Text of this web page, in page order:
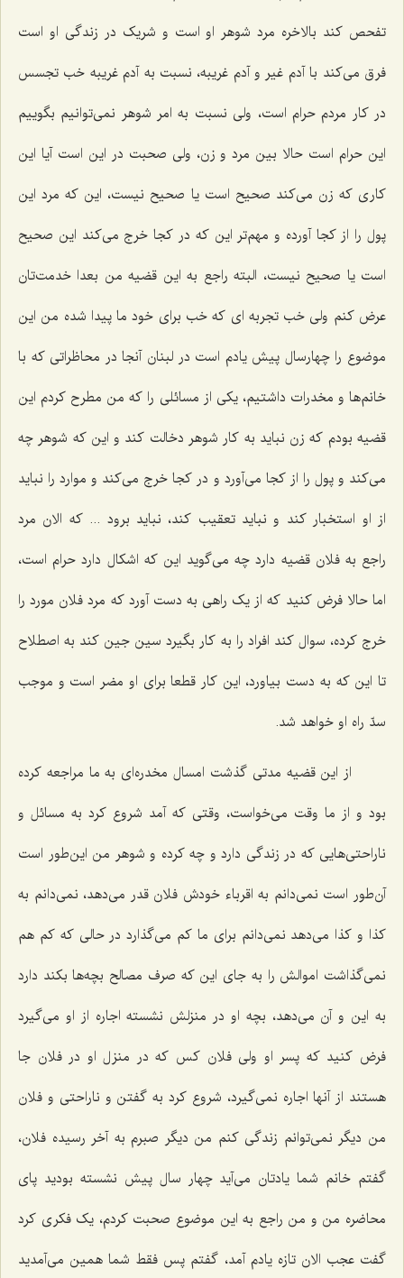
تفحص کند بالاخره مرد شوهر او است و شریک در زندگی او است
فرق می‌کند با آدم غیر و آدم غریبه، نسبت به آدم غریبه خب تجسس
در کار مردم حرام است، ولی نسبت به امر شوهر نمی‌توانیم بگوییم
این حرام است حالا بین مرد و زن، ولی صحبت در این است آیا این
کاری که زن می‌کند صحیح است یا صحیح نیست، این که مرد این
پول را از کجا آورده و مهم‌تر این که در کجا خرج می‌کند این صحیح
است یا صحیح نیست، البته راجع به این قضیه من بعدا خدمت‌تان
عرض کنم ولی خب تجربه ای که خب برای خود ما پیدا شده من این
موضوع را چهارسال پیش یادم است در لبنان آنجا در محاظراتی که با
خانم‌ها و مخدرات داشتیم، یکی از مسائلی را که من مطرح کردم این
قضیه بودم که زن نباید به کار شوهر دخالت کند و این که شوهر چه
می‌کند و پول را از کجا می‌آورد و در کجا خرج می‌کند و موارد را نباید
از او استخبار کند و نباید تعقیب کند، نباید برود ... که الان مرد
راجع به فلان قضیه دارد چه می‌گوید این که اشکال دارد حرام است،
اما حالا فرض کنید که از یک راهی به دست آورد که مرد فلان مورد را
خرج کرده، سوال کند افراد را به کار بگیرد سین جین کند به اصطلاح
تا این که به دست بیاورد، این کار قطعا برای او مضر است و موجب
سدّ راه او خواهد شد.
از این قضیه مدتی گذشت امسال مخدره‌ای به ما مراجعه کرده
بود و از ما وقت می‌خواست، وقتی که آمد شروع کرد به مسائل و
ناراحتی‌هایی که در زندگی دارد و چه کرده و شوهر من این‌طور است
آن‌طور است نمی‌دانم به اقرباء خودش فلان قدر می‌دهد، نمی‌دانم به
کذا و کذا می‌دهد نمی‌دانم برای ما کم می‌گذارد در حالی که کم هم
نمی‌گذاشت اموالش را به جای این که صرف مصالح بچه‌ها بکند دارد
به این و آن می‌دهد، بچه او در منزلش نشسته اجاره از او می‌گیرد
فرض کنید که پسر او ولی فلان کس که در منزل او در فلان جا
هستند از آنها اجاره نمی‌گیرد، شروع کرد به گفتن و ناراحتی و فلان
من دیگر نمی‌توانم زندگی کنم من دیگر صبرم به آخر رسیده فلان،
گفتم خانم شما یادتان می‌آید چهار سال پیش نشسته بودید پای
محاضره من و من راجع به این موضوع صحبت کردم، یک فکری کرد
گفت عجب الان تازه یادم آمد، گفتم پس فقط شما همین می‌آمدید